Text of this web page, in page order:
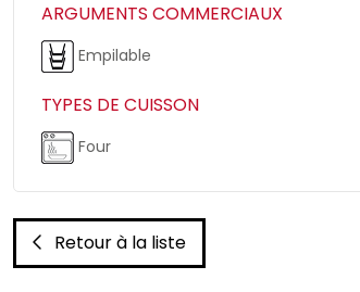
ARGUMENTS COMMERCIAUX
Empilable
TYPES DE CUISSON
Four
Retour à la liste